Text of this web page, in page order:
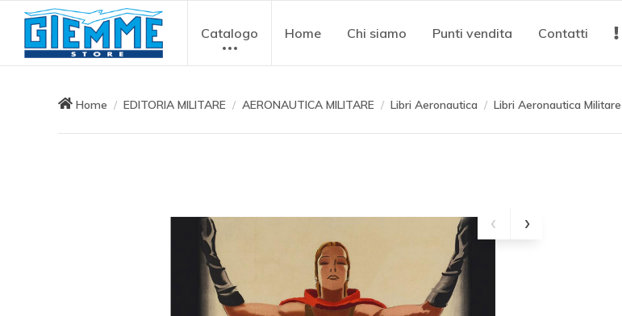
Catalogo Home Chi siamo Punti vendita Contatti
Home EDITORIA MILITARE AERONAUTICA MILITARE Libri Aeronautica Libri Aeronautica Militare